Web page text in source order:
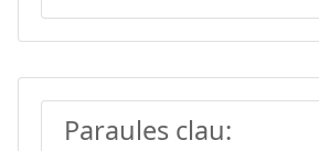
Paraules clau: